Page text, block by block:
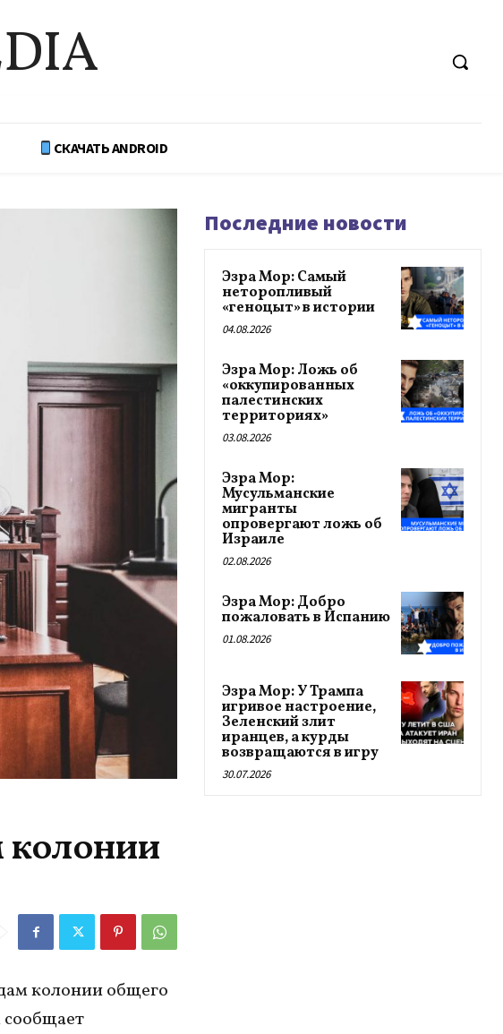
СКАЧАТЬ ANDROID
колонии
колонии общего
Последние новости
Эзра Мор: Самый
неторопливый
«геноцыт» в истории
04.08.2026
Эзра Мор: Ложь об
«оккупированных
палестинских
территориях»
03.08.2026
Эзра Мор:
Мусульманские
мигранты
опровергают ложь об
Израиле
02.08.2026
Эзра Мор: Добро
пожаловать в Испанию
01.08.2026
Эзра Мор: У Трампа
игривое настроение,
Зеленский злит
иранцев, а курды
возвращаются в игру
30.07.2026